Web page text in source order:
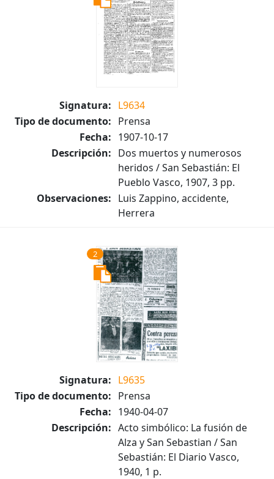
Signatura: L9634
Tipo de documento: Prensa
Fecha: 1907-10-17
Descripción: Dos muertos y numerosos
heridos / San Sebastián: El
Pueblo Vasco, 1907, 3 pp.
Observaciones: Luis Zappino, accidente,
Herrera
2
Signatura: L9635
Tipo de documento: Prensa
Fecha: 1940-04-07
Descripción: Acto simbólico: La fusión de
Alza y San Sebastian / San
Sebastián: El Diario Vasco,
1940, 1 p.